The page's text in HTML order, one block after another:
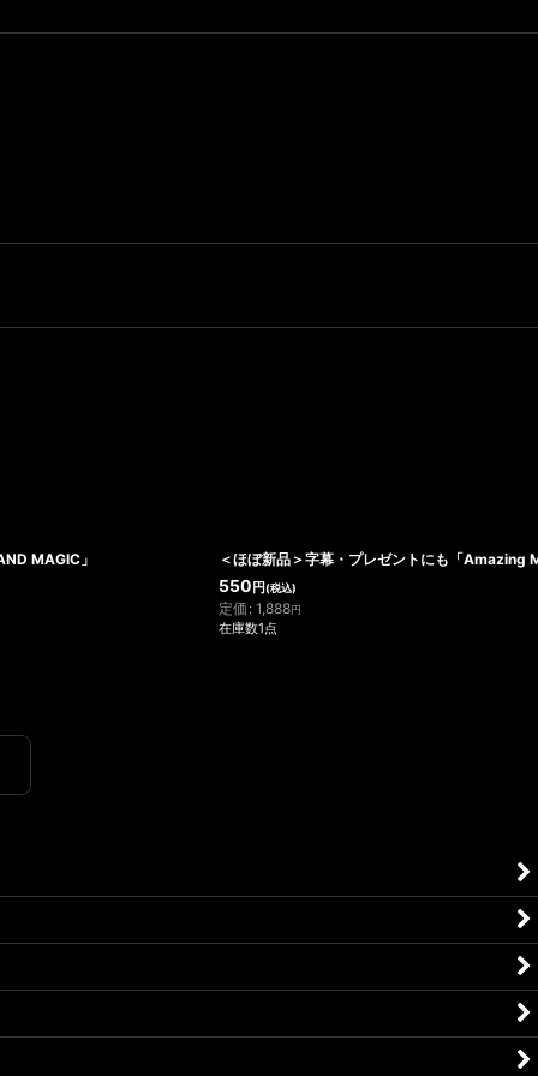
MAGIC」 ＜ほぼ新品＞字幕・プレゼントにも「
550 円(税込)
定価 : 1,888円
在庫数1点